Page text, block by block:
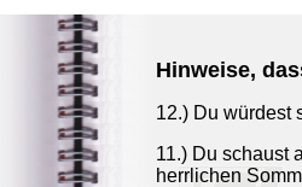
Hinweise,
12.) Du würdest
11.) Du schaust
herrlichen